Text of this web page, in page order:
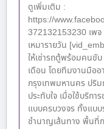
ดูเพิ่มเติม :
https://
372132153230 เพ
เหมารายวัน
ให้เช่ารถตู้พร้อมคนขั
เดือน โดยทีมงานมือ
กรุงเทพมหานคร ปริ
ประทับใจ เมื่อใช้บริก
แบบครบวงจร ทั้งแบ
ชำนาญเส้นทาง พื้น